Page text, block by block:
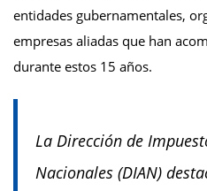
entidades gubernamentales,
empresas aliadas que han
durante estos 15 años.
La Dirección de
Nacionales (DIAN)